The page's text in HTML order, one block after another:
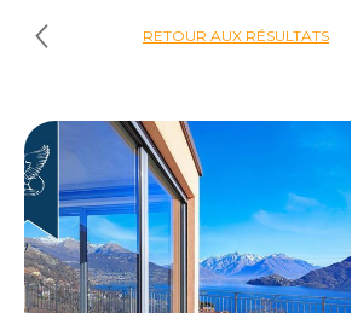
RETOUR AUX RÉSULTATS